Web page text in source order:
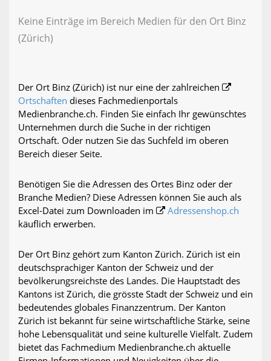
Keine Einträge im Bereich Medien für den Ort Binz
(Zürich)
Der Ort Binz (Zürich) ist nur eine der zahlreichen
Ortschaften dieses Fachmedienportals
Medienbranche.ch. Finden Sie einfach Ihr gewünschtes
Unternehmen durch die Suche in der richtigen
Ortschaft. Oder nutzen Sie das Suchfeld im oberen
Bereich dieser Seite.
Benötigen Sie die Adressen des Ortes Binz oder der
Branche Medien? Diese Adressen können Sie auch als
Excel-Datei zum Downloaden im
Adressenshop.ch
käuflich erwerben.
Der Ort Binz gehört zum Kanton Zürich. Zürich ist ein
deutschsprachiger Kanton der Schweiz und der
bevölkerungsreichste des Landes. Die Hauptstadt des
Kantons ist Zürich, die grösste Stadt der Schweiz und ein
bedeutendes globales Finanzzentrum. Der Kanton
Zürich ist bekannt für seine wirtschaftliche Stärke, seine
hohe Lebensqualität und seine kulturelle Vielfalt. Zudem
bietet das Fachmedium Medienbranche.ch aktuelle